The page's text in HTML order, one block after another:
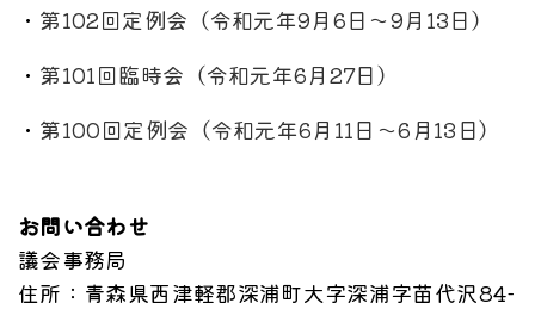
・ 第102回定例会（令和元年9月6日～9月13日）
・ 第101回臨時会（令和元年6月27日）
・ 第100回定例会（令和元年6月11日～6月13日）
お問い合わせ
議会事務局
住所 ：青森県西津軽郡深浦町大字深浦字苗代沢84-